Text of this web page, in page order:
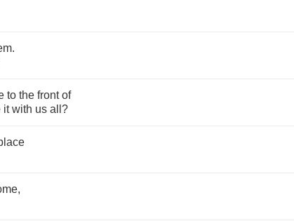
.
to the front of
it with us all ?
,